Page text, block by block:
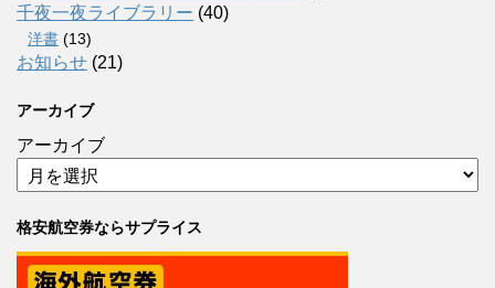
千夜一夜ライブラリー (40)
洋書 (13)
お知らせ (21)
アーカイブ
アーカイブ
格安航空券ならサプライス